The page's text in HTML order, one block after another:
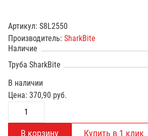
Артикул: S8L2550
Производитель: SharkBite
Наличие
Труба SharkBite
В наличии
Цена: 370,90 руб.